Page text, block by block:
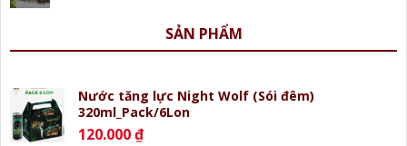
SẢN PHẨM
Nước tăng lực Night Wolf (Sói đêm)
320ml_Pack/6Lon
120.000₫